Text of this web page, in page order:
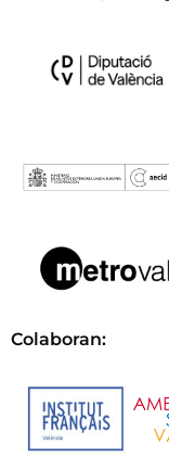
Colaboran: